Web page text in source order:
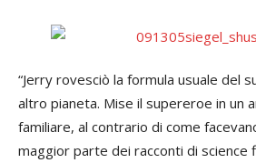
“Jerry rovesciò la formula usuale del
altro pianeta. Mise il supereroe in un
familiare, al contrario di come
maggior parte dei racconti di science